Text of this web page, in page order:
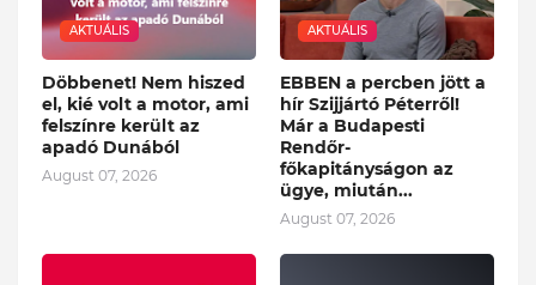
AKTUÁLIS
Döbbenet! Nem hiszed
el, kié volt a motor, ami
felszínre került az
apadó Dunából
August 07, 2026
AKTUÁLIS
EBBEN a percben jött a
hír Szijjártó Péterről!
Már a Budapesti
Rendőr-
főkapitányságon az
ügye, miután...
August 07, 2026